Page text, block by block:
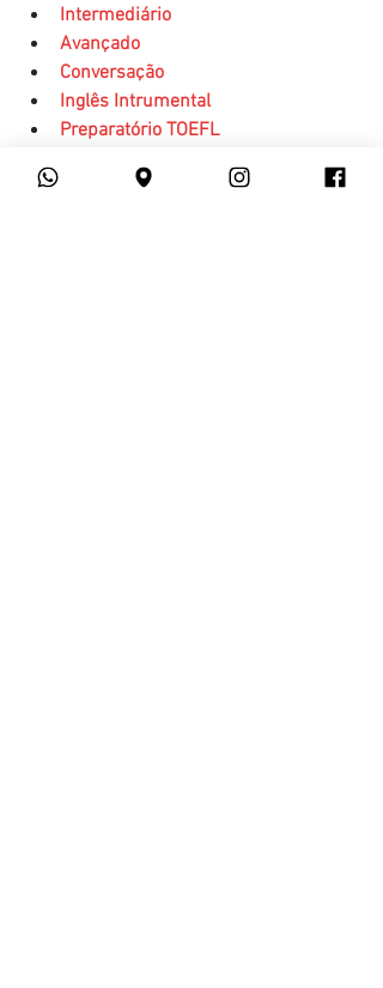
Intermediário
Avançado
Conversação
Inglês Intrumental
Preparatório TOEFL
Aula Particular